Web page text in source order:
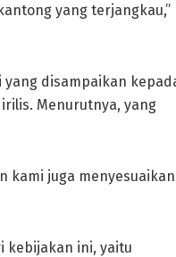
yang terjangkau,”
disampaikan
Menurutnya, yang
kami juga menyesuaikan
kebijakan ini, yaitu